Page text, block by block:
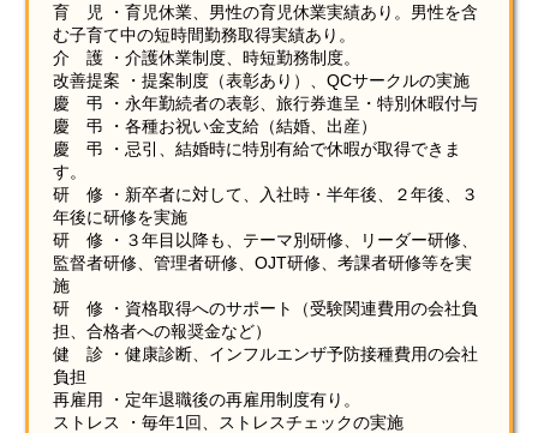
育 児 ・育児休業、男性の育児休業実績あり。男性を含
む子育て中の短時間勤務取得実績あり。
介 護 ・介護休業制度、時短勤務制度。
改善提案 ・提案制度（表彰あり）、QCサークルの実施
慶 弔 ・永年勤続者の表彰、旅行券進呈・特別休暇付与
慶 弔 ・各種お祝い金支給（結婚、出産）
慶 弔 ・忌引、結婚時に特別有給で休暇が取得できま
す。
研 修 ・新卒者に対して、入社時・半年後、２年後、３
年後に研修を実施
研 修 ・３年目以降も、テーマ別研修、リーダー研修、
監督者研修、管理者研修、OJT研修、考課者研修等を実
施
研 修 ・資格取得へのサポート（受験関連費用の会社負
担、合格者への報奨金など）
健 診 ・健康診断、インフルエンザ予防接種費用の会社
負担
再雇用 ・定年退職後の再雇用制度有り。
ストレス ・毎年1回、ストレスチェックの実施